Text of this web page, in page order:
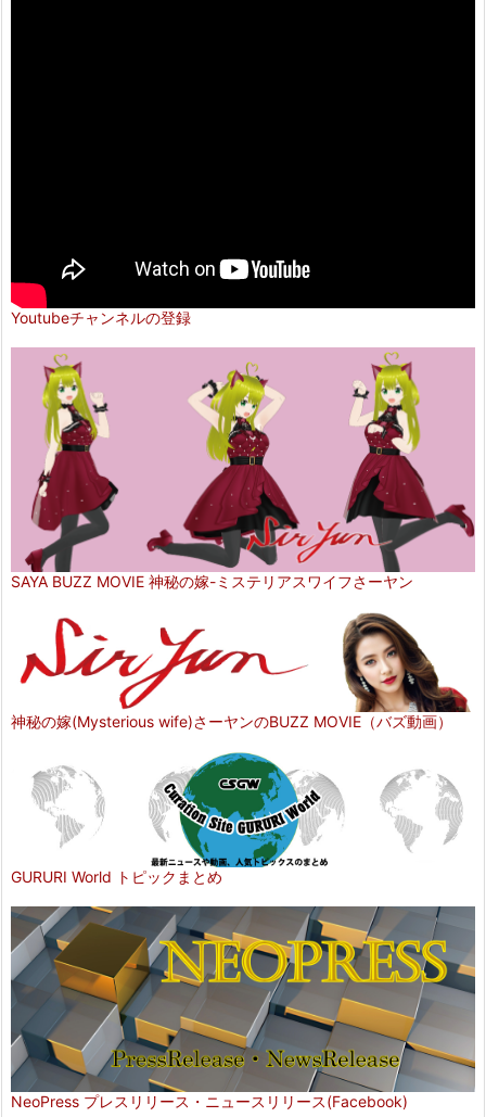
Youtubeチャンネルの登録
SAYA BUZZ MOVIE 神秘の嫁-ミステリアスワイフさーヤン
神秘の嫁(Mysterious wife)さーヤンのBUZZ MOVIE（バズ動画）
GURURI World トピックまとめ
NeoPress プレスリリース・ニュースリリース(Facebook)